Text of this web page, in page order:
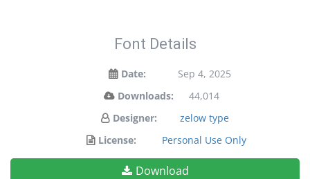
Font Details
Date:
Sep 4, 2025
Downloads:
44,014
Designer:
zelow type
License:
Personal Use Only
Download